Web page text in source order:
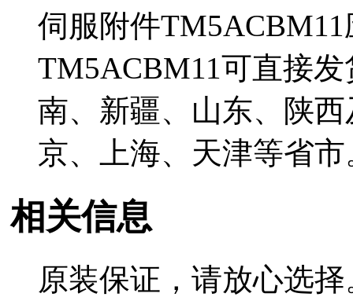
伺服附件
TM5ACBM11可直接
南、新疆、山东、陕
京、上海、天津等省
相关信息
原装保证，请放心选择